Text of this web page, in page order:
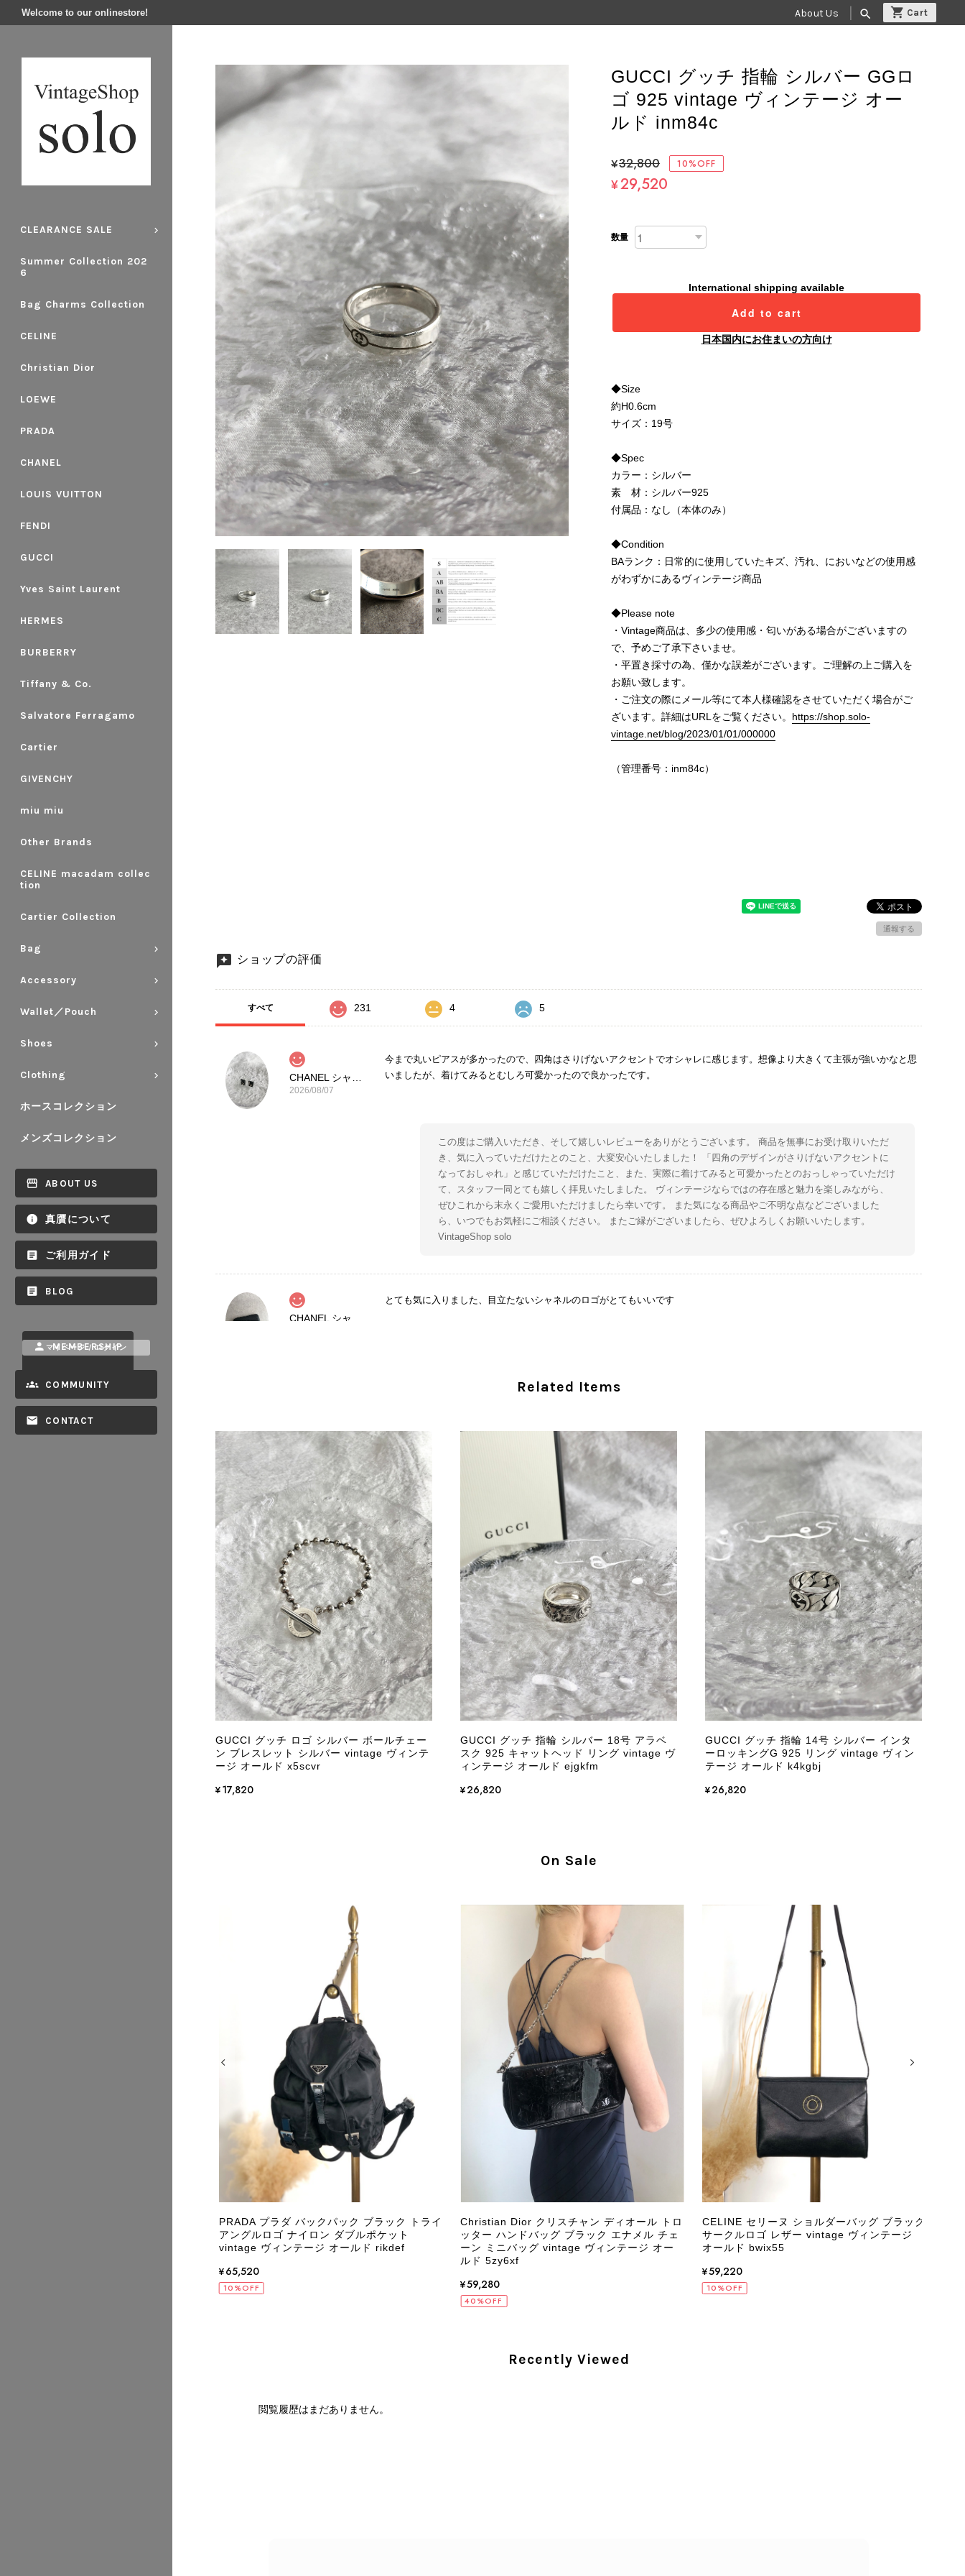
Welcome to our onlinestore! About Us search
CLEARANCE SALE
Summer Collection 202
6
Bag Charms Collection
CELINE
Christian Dior
LOEWE
PRADA
CHANEL
LOUIS VUITTON
FENDI
GUCCI
Yves Saint Laurent
HERMES
BURBERRY
Tiffany & Co.
Salvatore Ferragamo
Cartier
GIVENCHY
miu miu
Other Brands
CELINE macadam collec
tion
Cartier Collection
Bag
Accessory
Wallet／Pouch
Shoes
Clothing
ホースコレクション
メンズコレクション
ABOUT US
真贋について
ご利用ガイド
BLOG
MEMBERSHIP
マイページ / ログイン
COMMUNITY
CONTACT
GUCCI グッチ 指輪 シルバー GGロ
ゴ 925 vintage ヴィンテージ オー
ルド inm84c
¥32,800 10%OFF
¥29,520
数量
International shipping available
Add to cart
日本国内にお住まいの方向け
◆Size
約H0.6cm
サイズ：19号
◆Spec
カラー：シルバー
素 材：シルバー925
付属品：なし（本体のみ）
◆Condition
BAランク：日常的に使用していたキズ、汚れ、においなどの使用感
がわずかにあるヴィンテージ商品
◆Please note
・Vintage商品は、多少の使用感・匂いがある場合がございますの
で、予めご了承下さいませ。
・平置き採寸の為、僅かな誤差がございます。ご理解の上ご購入を
お願い致します。
・ご注文の際にメール等にて本人様確認をさせていただく場合がご
ざいます。詳細はURLをご覧ください。 https://shop.solo-
vintage.net/blog/2023/01/01/000000
（管理番号：inm84c）
通報する
ショップの評価
すべて 231 4 5
CHANEL シャネル ピアス ブラック ココマーク ストーン vintage ヴィンテージ オールド yg33jb
2026/08/07
今まで丸いピアスが多かったので、四角はさりげないアクセントでオシャレに感じます。想像より大きくて主張が強いかなと思
いましたが、着けてみるとむしろ可愛かったので良かったです。
この度はご購入いただき、そして嬉しいレビューをありがとうございます。 商品を無事にお受け取りいただ
き、気に入っていただけたとのこと、大変安心いたしました！ 「四角のデザインがさりげないアクセントに
なっておしゃれ」と感じていただけたこと、また、実際に着けてみると可愛かったとのおっしゃっていただけ
て、スタッフ一同とても嬉しく拝見いたしました。 ヴィンテージならではの存在感と魅力を楽しみながら、
ぜひこれから末永くご愛用いただけましたら幸いです。 また気になる商品やご不明な点などございました
ら、いつでもお気軽にご相談ください。 またご縁がございましたら、ぜひよろしくお願いいたします。
VintageShop solo
とても気に入りました、目立たないシャネルのロゴがとてもいいです
この度はご購入いただき、そして素敵なレビューをありがとうございます。 商品を無事にお受け取りいただ
ましたら幸いです。 また気になる商品やご不明な点などございましたら、いつでもお気軽にご相談くださ
い。 またご縁がございましたら、ぜひよろしくお願いいたします。 VintageShop solo
CELINE セリーヌ ブレスレット シルバー トリオンフ ホースビット SILVER925 vintage ヴィンテージ オールド 7f8hjn
2026/08/05
CELINE セリーヌ ショルダーバッグ ブラック ガンチーニ レザー 2way vintage ヴィンテージ オールド nifgs8
2026/08/01
外装内装ともにAランクの商品を購入しました。 しかし、実際に届いた商品は、写真には写っていない内側の蛇腹部分と全面ポ
ケットにカビがびっしりと生えていました。 とてもAランクとは思えない状態で、見た瞬間に気持ち悪さを感じ、とても使用で
きる状態ではありません。 ヴィンテージ品であることは理解しており、多少の経年劣化は承知のうえで購入しています。 しか
し、このような状態であれば、商品説明や掲載写真で事前に明記していただくべきだと思います。 実は以前こちらで購入した際
にも、写真には写っていない内側部分に目立つ汚れがありました。 そのときはたまたまだと思っていましたが、今回も掲載内容
だけでは判断できない状態の商品が届きとても残念です。 決して安い買い物ではなかったため、ショックも大きかったです。
私は今後こちらで購入することはないですが、同じような思いをする購入者が出ないよう、商品の状態をより正確に記載し、見
えない部分も含めて写真や説明で分かるよう改善していただきたいです。
この度は、楽しみにお待ちいただいた商品で、衛生面へのご不安を含め、残念な思いをおかけしましたこと、
心よりお詫び申し上げます。お受け取りになった際のお気持ちを思うと、大変心苦しく感じております。 今
回の商品につきましては、当店よりご連絡のうえ、返品・返金を含め、責任をもって対応してまいります。
確認された場合には、当店の検品時の見落としとして真摯に受け止め、検品方法と状態の伝え方を改めて見直
2026/07/30
商品が直ぐに届きました。思った以上に素敵なお品でした。またご縁が有りましたら宜しくお願い致します。
この度はご購入いただき、そして素敵なレビューをありがとうございます。 商品を無事にお受け取りいただ
き、また迅速にお届けできたとのこと、大変安心いたしました！ さらに、「思った以上に素敵なお品でし
た」とのお言葉をいただき、スタッフ一同とても嬉しく、何よりの励みになります。 ぜひこちらの商品を末
永くご愛用いただけましたら幸いです。 また気になる商品やご不明な点などございましたら、いつでもお気
軽にご相談ください。 またご縁がございましたら、ぜひよろしくお願いいたします。 VintageShop solo
Related Items
GUCCI グッチ ロゴ シルバー ボールチェー
ン ブレスレット シルバー vintage ヴィンテ
ージ オールド x5scvr
¥17,820
GUCCI グッチ 指輪 シルバー 18号 アラベ
スク 925 キャットヘッド リング vintage ヴ
ィンテージ オールド ejgkfm
¥26,820
GUCCI グッチ 指輪 14号 シルバー インタ
ーロッキングG 925 リング vintage ヴィン
テージ オールド k4kgbj
¥26,820
On Sale
PRADA プラダ バックパック ブラック トライ
アングルロゴ ナイロン ダブルポケット
vintage ヴィンテージ オールド rikdef
¥65,520
10%OFF
Christian Dior クリスチャン ディオール トロ
ッター ハンドバッグ ブラック エナメル チェ
ーン ミニバッグ vintage ヴィンテージ オー
ルド 5zy6xf
¥59,280
40%OFF
CELINE セリーヌ ショルダーバッグ ブラック
サークルロゴ レザー vintage ヴィンテージ
オールド bwix55
¥59,220
10%OFF
Recently Viewed
閲覧履歴はまだありません。